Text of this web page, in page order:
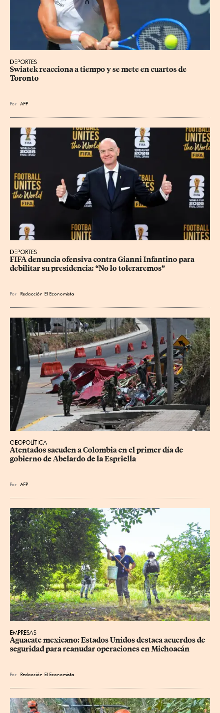
DEPORTES
Swiatek reacciona a tiempo y se mete en cuartos de
Toronto
Por AFP
DEPORTES
FIFA denuncia ofensiva contra Gianni Infantino para
debilitar su presidencia: “No lo toleraremos”
Por Redacción El Economista
GEOPOLÍTICA
Atentados sacuden a Colombia en el primer día de
gobierno de Abelardo de la Espriella
Por AFP
EMPRESAS
Aguacate mexicano: Estados Unidos destaca acuerdos de
seguridad para reanudar operaciones en Michoacán
Por Redacción El Economista